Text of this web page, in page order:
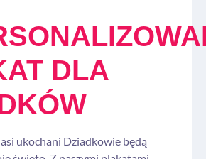
DLA
ukochani Dziadkowie będą